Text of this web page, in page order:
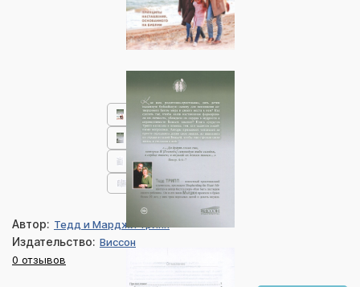
Автор: Тедд и Марджи Трипп
Издательство: Виссон
0 отзывов